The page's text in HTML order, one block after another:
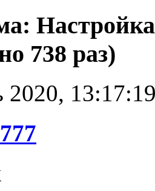
738 раз)
2020,